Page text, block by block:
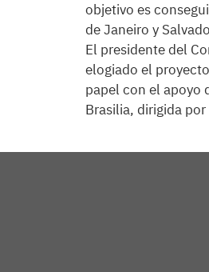
objetivo es
de Janeiro y
El presidente del
elogiado el
papel con el apoyo
Brasilia, dirigida